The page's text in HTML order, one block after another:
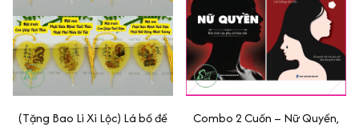
(Tặng Bao Lì Xì Lộc) Lá bồ đề
Combo 2 Cuốn – Nữ Quyền,